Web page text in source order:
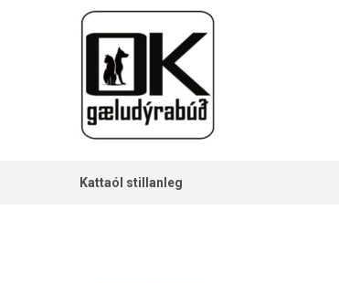
Kattaól stillanleg